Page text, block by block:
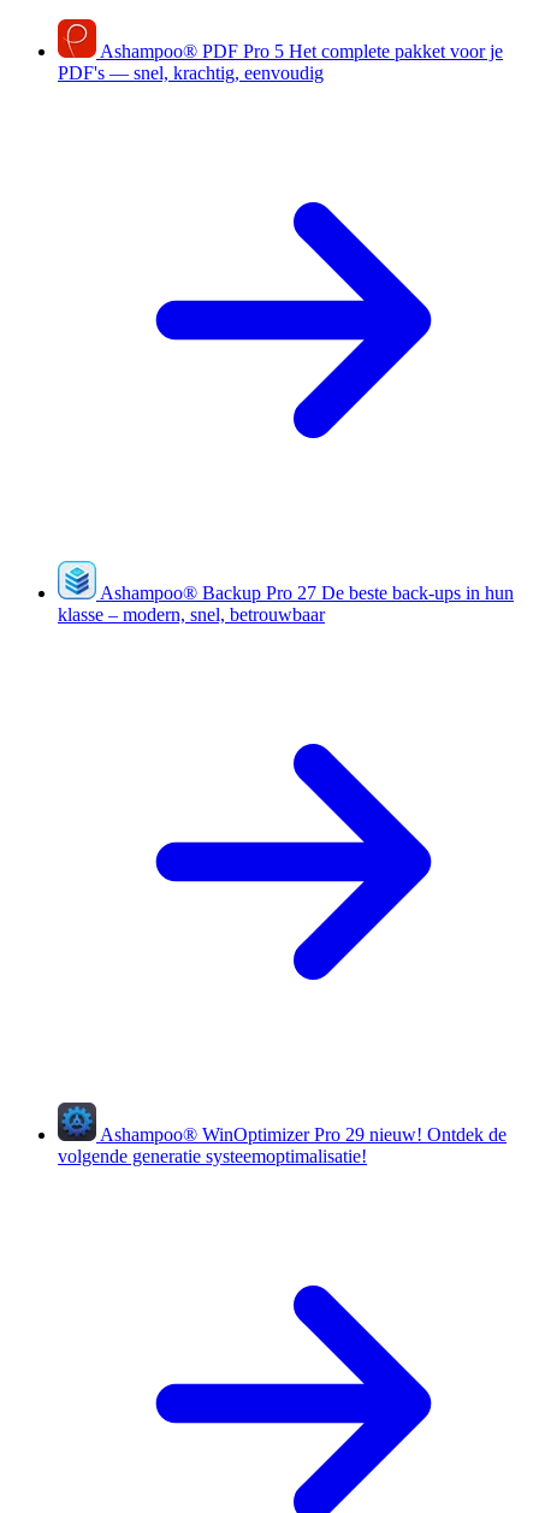
Ashampoo® PDF Pro 5 Het complete pakket voor je
PDF's — snel, krachtig, eenvoudig
Ashampoo® Backup Pro 27 De beste back-ups in hun
klasse – modern, snel, betrouwbaar
Ashampoo® WinOptimizer Pro 29 nieuw! Ontdek de
volgende generatie systeemoptimalisatie!